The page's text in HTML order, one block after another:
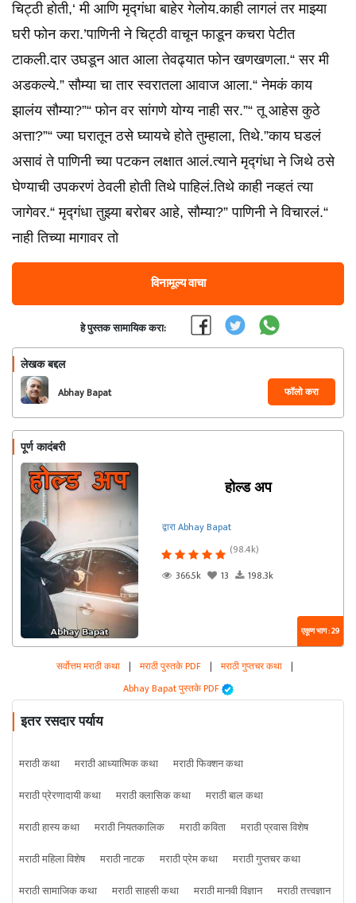
चिट्ठी होती,‘ मी आणि मृद्गंधा बाहेर गेलोय.काही लागलं तर माझ्या
घरी फोन करा.’पाणिनी ने चिट्ठी वाचून फाडून कचरा पेटीत
टाकली.दार उघडून आत आला तेवढ्यात फोन खणखणला.“ सर मी
अडकल्ये.” सौम्या चा तार स्वरातला आवाज आला.“ नेमकं काय
झालंय सौम्या?”“ फोन वर सांगणे योग्य नाही सर.”“ तू आहेस कुठे
अत्ता?”“ ज्या घरातून ठसे घ्यायचे होते तुम्हाला, तिथे.”काय घडलं
असावं ते पाणिनी च्या पटकन लक्षात आलं.त्याने मृद्गंधा ने जिथे ठसे
घेण्याची उपकरणं ठेवली होती तिथे पाहिलं.तिथे काही नव्हतं त्या
जागेवर.“ मृद्गंधा तुझ्या बरोबर आहे, सौम्या?” पाणिनी ने विचारलं.“
नाही तिच्या मागावर तो
विनामूल्य वाचा
हे पुस्तक सामायिक करा:
लेखक बद्दल
Abhay Bapat फॉलो करा
पूर्ण कादंबरी
होल्ड अप
द्वारा Abhay Bapat
(98.4k)
366.5k
13 198.3k
एकूण भाग : 29
सर्वोत्तम मराठी कथा | मराठी पुस्तके PDF | मराठी गुप्तचर कथा |
Abhay Bapat पुस्तके PDF
इतर रसदार पर्याय
मराठी कथा मराठी आध्यात्मिक कथा
मराठी फिक्शन कथा
मराठी प्रेरणादायी कथा
मराठी क्लासिक कथा
मराठी बाल कथा
मराठी हास्य कथा
मराठी नियतकालिक मराठी कविता
मराठी प्रवास विशेष
मराठी महिला विशेष
मराठी नाटक मराठी प्रेम कथा
मराठी गुप्तचर कथा
मराठी सामाजिक कथा
मराठी साहसी कथा मराठी मानवी विज्ञान मराठी तत्त्वज्ञान